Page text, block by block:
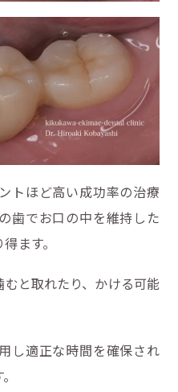
トほど高い成功率の治療
歯でお口の中を維持した
ます。
と取れたり、かける可能
し適正な時間を確保され